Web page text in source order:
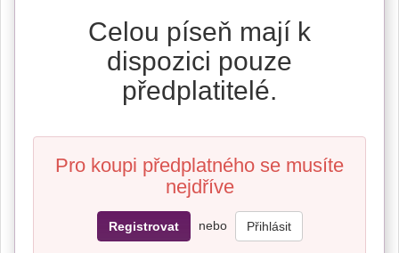
Celou píseň mají k
dispozici pouze
předplatitelé.
Pro koupi předplatného se musíte
nejdříve
Registrovat nebo Přihlásit